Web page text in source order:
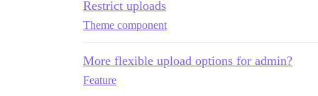
Restrict uploads
Theme component
More flexible upload options for admin?
Feature